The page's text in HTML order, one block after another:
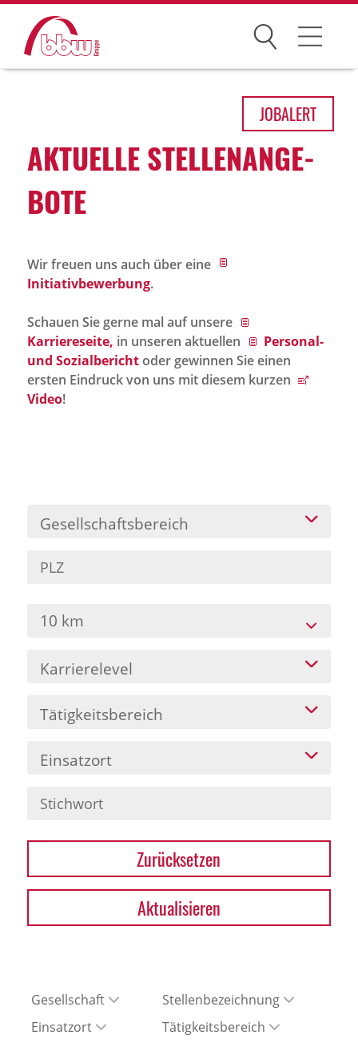
Suchen
Über uns
Historie
bbw als Arbeitgeber
Jobportal
Presse und Medien
Karriere
Presse
News Archiv
JOBALERT
AKTU­ELLE STEL­LEN­AN­GE­
BOTE
Wir freuen uns auch über eine
Initiativbewerbung.
Schauen Sie gerne mal auf unsere
Karriereseite, in unseren aktuellen
Personal-
und Sozialberichtoder gewinnen Sie einen
ersten Eindruck von uns mit diesem kurzen
Video!
Gesellschaftsbereich
10 km
Karrierelevel
Tätigkeitsbereich
Einsatzort
Zurücksetzen
Aktualisieren
Gesellschaft
Stellenbezeichnung
Einsatzort
Tätigkeitsbereich